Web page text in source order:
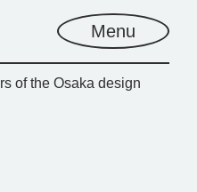
Menu
of the Osaka design